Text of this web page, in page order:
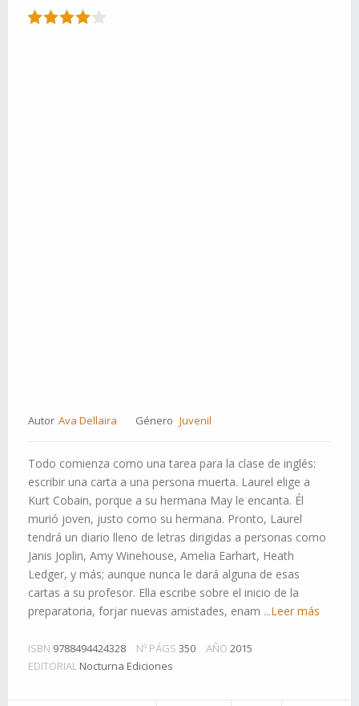
Autor Ava Dellaira Género Juvenil
Todo comienza como una tarea para la clase de inglés:
escribir una carta a una persona muerta. Laurel elige a
Kurt Cobain, porque a su hermana May le encanta. Él
murió joven, justo como su hermana. Pronto, Laurel
tendrá un diario lleno de letras dirigidas a personas como
Janis Joplin, Amy Winehouse, Amelia Earhart, Heath
Ledger, y más; aunque nunca le dará alguna de esas
cartas a su profesor. Ella escribe sobre el inicio de la
preparatoria, forjar nuevas amistades, enam ...Leer más
ISBN 9788494424328 Nº PÁGS 350 AÑO 2015
EDITORIAL Nocturna Ediciones